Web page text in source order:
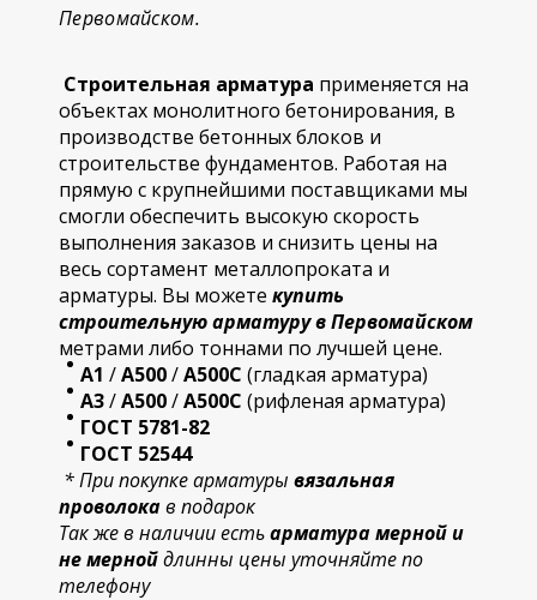
Первомайском.
Строительная арматура применяется на
объектах монолитного бетонирования, в
производстве бетонных блоков и
строительстве фундаментов. Работая на
прямую с крупнейшими поставщиками мы
смогли обеспечить высокую скорость
выполнения заказов и снизить цены на
весь сортамент металлопроката и
арматуры. Вы можете купить
строительнуюарматуру в Первомайском
метрами либо тоннами по лучшей цене.
А1 /А500/А500С (гладкая арматура)
А3/А500/А500С (рифленая арматура)
ГОСТ 5781-82
ГОСТ 52544
* При покупке арматуры вязальная
проволокав подарок
Так же в наличии естьарматура мерной и
не мернойдлинны цены уточняйте по
телефону